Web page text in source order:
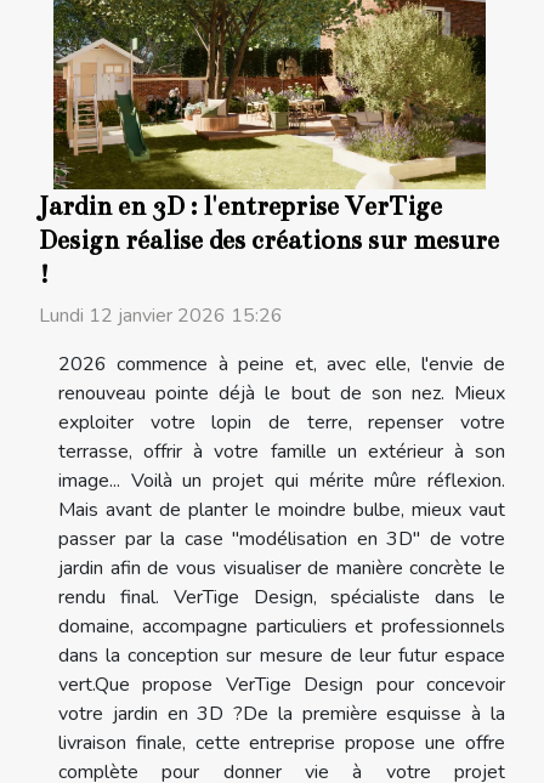
Jardin en 3D : l'entreprise VerTige
Design réalise des créations sur mesure
!
Lundi 12 janvier 2026 15:26
2026 commence à peine et, avec elle, l'envie de
renouveau pointe déjà le bout de son nez. Mieux
exploiter votre lopin de terre, repenser votre
terrasse, offrir à votre famille un extérieur à son
image... Voilà un projet qui mérite mûre réflexion.
Mais avant de planter le moindre bulbe, mieux vaut
passer par la case "modélisation en 3D" de votre
jardin afin de vous visualiser de manière concrète le
rendu final. VerTige Design, spécialiste dans le
domaine, accompagne particuliers et professionnels
dans la conception sur mesure de leur futur espace
vert.Que propose VerTige Design pour concevoir
votre jardin en 3D ?De la première esquisse à la
livraison finale, cette entreprise propose une offre
complète pour donner vie à votre projet